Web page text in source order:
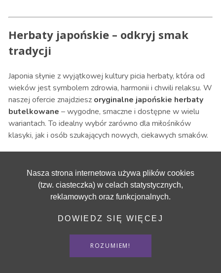
Herbaty japońskie – odkryj smak
tradycji
Japonia słynie z wyjątkowej kultury picia herbaty, która od
wieków jest symbolem zdrowia, harmonii i chwili relaksu. W
naszej ofercie znajdziesz oryginalne japońskie herbaty
butelkowane – wygodne, smaczne i dostępne w wielu
wariantach. To idealny wybór zarówno dla miłośników
klasyki, jak i osób szukających nowych, ciekawych smaków.
Zielona herbata– najbardziej popularna i ceniona w
Japonii. Zawiera dużo antyoksydantów, które wspierają
energii. To doskonały napój na co dzień, szczególnie w
Nasza strona internetowa używa plików cookies
(tzw. ciasteczka) w celach statystycznych,
reklamowych oraz funkcjonalnych.
DOWIEDZ SIĘ WIĘCEJ
ROZUMIEM!